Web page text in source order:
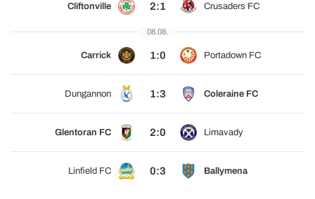
Cliftonville 2:1 Crusaders FC
08.08.
Carrick 1:0 Portadown FC
Dungannon 1:3 Coleraine FC
Glentoran FC 2:0 Limavady
Linfield FC 0:3 Ballymena